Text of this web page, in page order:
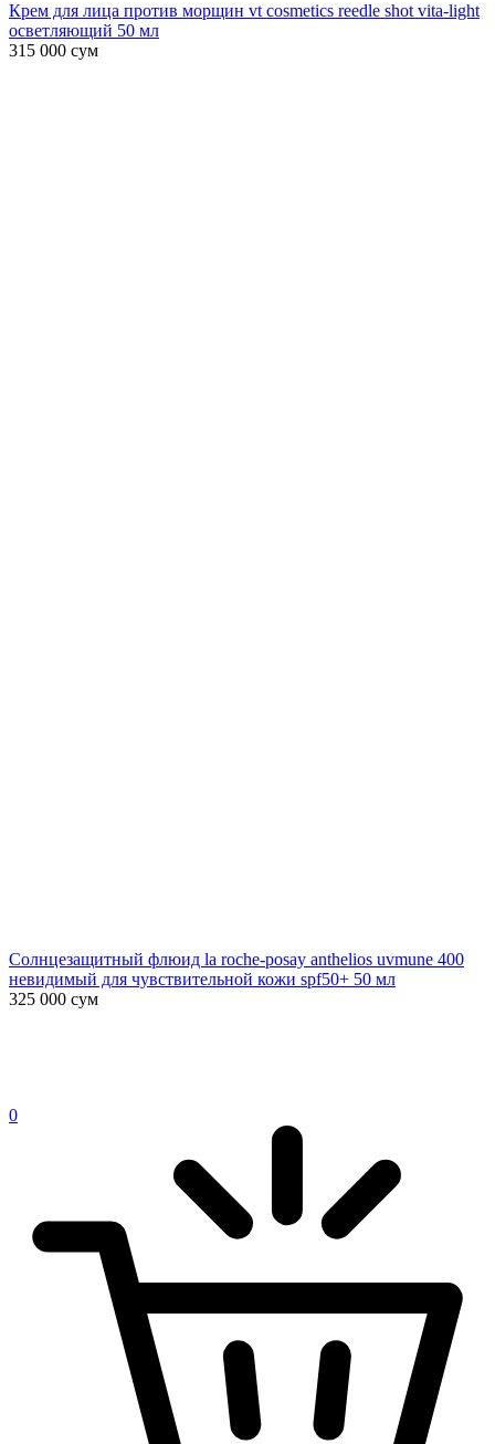
Крем для лица против морщин vt cosmetics reedle shot vita-light
осветляющий 50 мл
315 000 сум
Солнцезащитный флюид la roche-posay anthelios uvmune 400
невидимый для чувствительной кожи spf50+ 50 мл
325 000 сум
0